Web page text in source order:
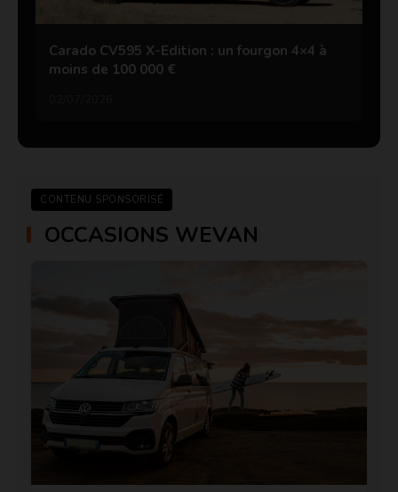
Carado CV595 X-Edition : un fourgon 4×4 à
moins de 100 000 €
CONTENU SPONSORISÉ
OCCASIONS WEVAN